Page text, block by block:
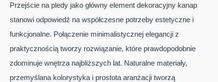
Przejście na pledy jako główny element dekoracyjny kanap
stanowi odpowiedź na współczesne potrzeby estetyczne i
funkcjonalne. Połączenie minimalistycznej elegancji z
praktycznością tworzy rozwiązanie, które prawdopodobnie
zdominuje wnętrza najbliższych lat. Naturalne materiały,
przemyślana kolorystyka i prostota aranżacji tworzą